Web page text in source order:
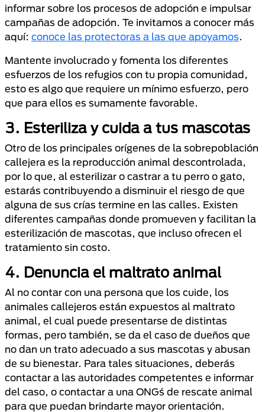
informar sobre los procesos de adopción e impulsar
campañas de adopción. Te invitamos a conocer más
aquí: conoce las protectoras a las que apoyamos.
Mantente involucrado y fomenta los diferentes
esfuerzos de los refugios con tu propia comunidad,
esto es algo que requiere un mínimo esfuerzo, pero
que para ellos es sumamente favorable.
3. Esteriliza y cuida a tus mascotas
Otro de los principales orígenes de la sobrepoblación
callejera es la reproducción animal descontrolada,
por lo que, al esterilizar o castrar a tu perro o gato,
estarás contribuyendo a disminuir el riesgo de que
alguna de sus crías termine en las calles. Existen
diferentes campañas donde promueven y facilitan la
esterilización de mascotas, que incluso ofrecen el
tratamiento sin costo.
4. Denuncia el maltrato animal
Al no contar con una persona que los cuide, los
animales callejeros están expuestos al maltrato
animal, el cual puede presentarse de distintas
formas, pero también, se da el caso de dueños que
no dan un trato adecuado a sus mascotas y abusan
de su bienestar. Para tales situaciones, deberás
contactar a las autoridades competentes e informar
del caso, o contactar a una ONG´s de rescate animal
para que puedan brindarte mayor orientación.